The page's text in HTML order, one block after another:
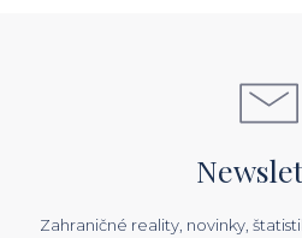
Zahraničné reality, novinky,